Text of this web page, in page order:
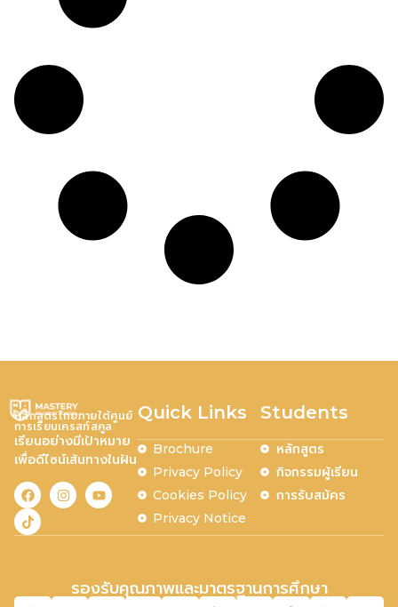
หลักสูตรไทยภายใต้ศูนย์
การเรียนเครสท์สคูล
เรียนอย่างมีเป้าหมาย
เพื่อดีไซน์เส้นทางในฝัน
Quick Links
Brochure
Privacy Policy
Cookies Policy
Privacy Notice
Students
หลักสูตร
กิจกรรมผู้เรียน
การรับสมัคร
รองรับคุณภาพและมาตรฐานการศึกษา